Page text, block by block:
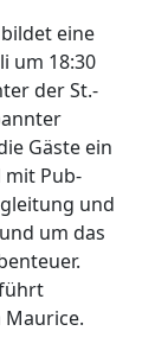
eine
um 18:30
der St.-
Gäste ein
Pub-
und
um das